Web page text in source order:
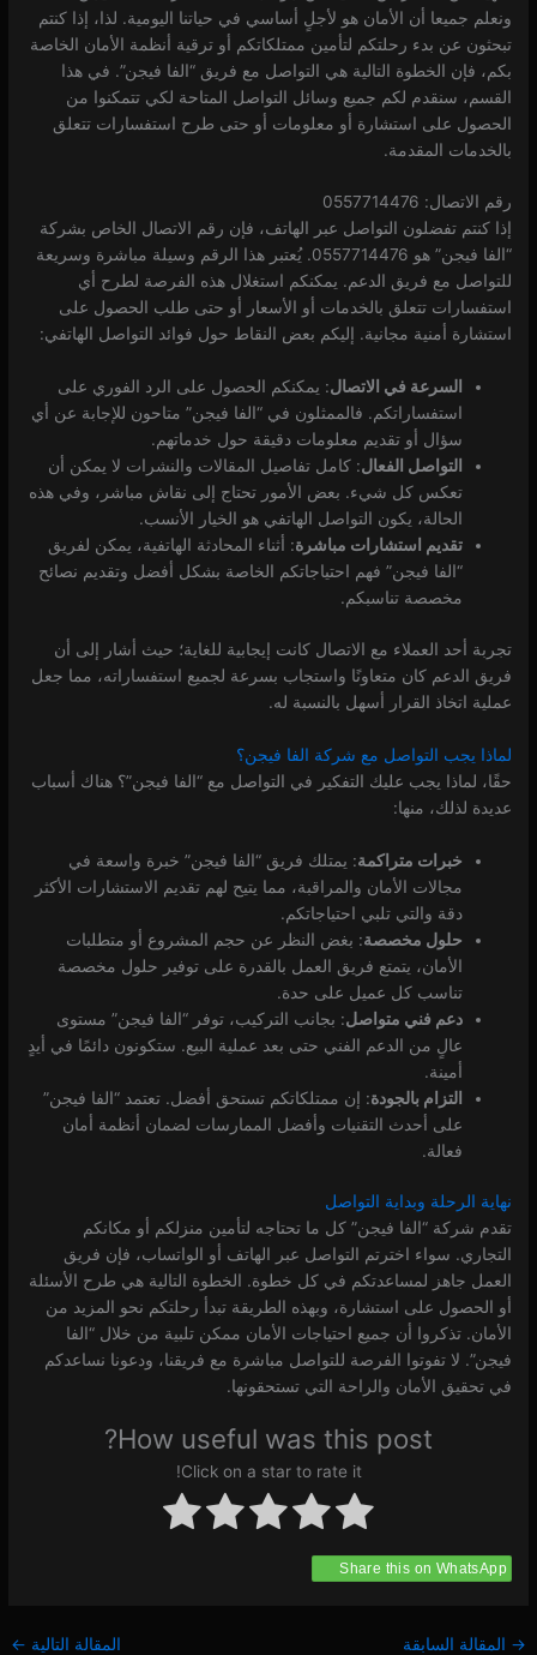
ونعلم جميعا أن الأمان هو لأجلٍ أساسي في حياتنا اليومية. لذا، إذا كنتم
تبحثون عن بدء رحلتكم لتأمين ممتلكاتكم أو ترقية أنظمة الأمان الخاصة
بكم، فإن الخطوة التالية هي التواصل مع فريق “الفا فيجن”. في هذا
القسم، سنقدم لكم جميع وسائل التواصل المتاحة لكي تتمكنوا من
الحصول على استشارة أو معلومات أو حتى طرح استفسارات تتعلق
بالخدمات المقدمة.
رقم الاتصال: 0557714476
إذا كنتم تفضلون التواصل عبر الهاتف، فإن رقم الاتصال الخاص بشركة
“الفا فيجن” هو 0557714476. يُعتبر هذا الرقم وسيلة مباشرة وسريعة
للتواصل مع فريق الدعم. يمكنكم استغلال هذه الفرصة لطرح أي
استفسارات تتعلق بالخدمات أو الأسعار أو حتى طلب الحصول على
استشارة أمنية مجانية. إليكم بعض النقاط حول فوائد التواصل الهاتفي:
السرعة في الاتصال: يمكنكم الحصول على الرد الفوري على
استفساراتكم. فالممثلون في “الفا فيجن” متاحون للإجابة عن أي
سؤال أو تقديم معلومات دقيقة حول خدماتهم.
التواصل الفعال: كامل تفاصيل المقالات والنشرات لا يمكن أن
تعكس كل شيء. بعض الأمور تحتاج إلى نقاش مباشر، وفي هذه
الحالة، يكون التواصل الهاتفي هو الخيار الأنسب.
تقديم استشارات مباشرة: أثناء المحادثة الهاتفية، يمكن لفريق
“الفا فيجن” فهم احتياجاتكم الخاصة بشكل أفضل وتقديم نصائح
مخصصة تناسبكم.
تجربة أحد العملاء مع الاتصال كانت إيجابية للغاية؛ حيث أشار إلى أن
فريق الدعم كان متعاونًا واستجاب بسرعة لجميع استفساراته، مما جعل
عملية اتخاذ القرار أسهل بالنسبة له.
لماذا يجب التواصل مع شركة الفا فيجن؟
حقًا، لماذا يجب عليك التفكير في التواصل مع “الفا فيجن”؟ هناك أسباب
عديدة لذلك، منها:
خبرات متراكمة: يمتلك فريق “الفا فيجن” خبرة واسعة في
مجالات الأمان والمراقبة، مما يتيح لهم تقديم الاستشارات الأكثر
دقة والتي تلبي احتياجاتكم.
حلول مخصصة: بغض النظر عن حجم المشروع أو متطلبات
الأمان، يتمتع فريق العمل بالقدرة على توفير حلول مخصصة
تناسب كل عميل على حدة.
دعم فني متواصل: بجانب التركيب، توفر “الفا فيجن” مستوى
عالٍ من الدعم الفني حتى بعد عملية البيع. ستكونون دائمًا في أيدٍ
أمينة.
التزام بالجودة: إن ممتلكاتكم تستحق أفضل. تعتمد “الفا فيجن”
على أحدث التقنيات وأفضل الممارسات لضمان أنظمة أمان
فعالة.
نهاية الرحلة وبداية التواصل
تقدم شركة “الفا فيجن” كل ما تحتاجه لتأمين منزلكم أو مكانكم
التجاري. سواء اخترتم التواصل عبر الهاتف أو الواتساب، فإن فريق
العمل جاهز لمساعدتكم في كل خطوة. الخطوة التالية هي طرح الأسئلة
أو الحصول على استشارة، وبهذه الطريقة تبدأ رحلتكم نحو المزيد من
الأمان. تذكروا أن جميع احتياجات الأمان ممكن تلبية من خلال “الفا
فيجن”. لا تفوتوا الفرصة للتواصل مباشرة مع فريقنا، ودعونا نساعدكم
في تحقيق الأمان والراحة التي تستحقونها.
How useful was this post?
Click on a star to rate it!
Share this on WhatsApp
→ المقالة السابقة المقالة التالية ←